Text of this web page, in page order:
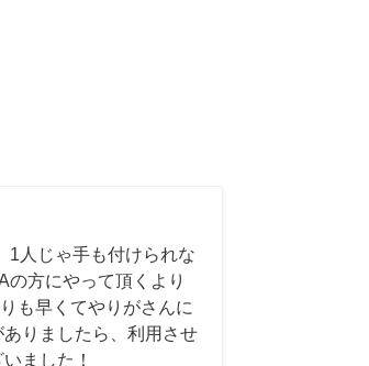
1人じゃ手も付けられな
の方にやって頂くより
も早くてやりがさんに
りましたら、利用させ
ました！